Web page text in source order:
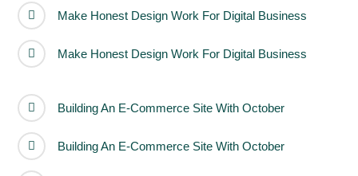
Make Honest Design Work For Digital Business
Make Honest Design Work For Digital Business
Building An E-Commerce Site With October
Building An E-Commerce Site With October